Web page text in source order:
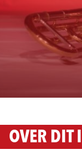
OVER DIT